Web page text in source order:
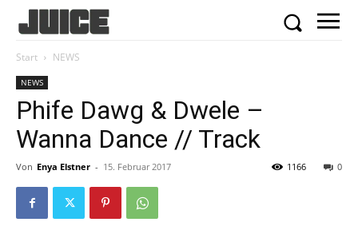
Start NEWS
NEWS
Phife Dawg & Dwele –
Wanna Dance // Track
Von Enya Elstner - 15. Februar 2017 0
1166